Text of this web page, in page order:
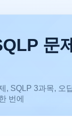
문
, SQLP 3과목, 오
번에